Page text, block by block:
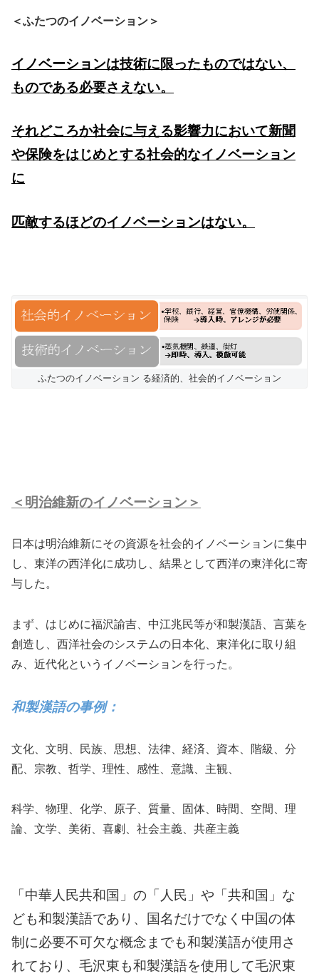
＜ふたつのイノベーション＞
イノベーションは技術に限ったものではない、
ものである必要さえない。
それどころか社会に与える影響力において新聞
や保険をはじめとする社会的なイノベーション
に
匹敵するほどのイノベーションはない。
ふたつのイノベーション る経済的、社会的イノベーション
＜明治維新のイノベーション＞
日本は明治維新にその資源を社会的イノベーションに集中
し、東洋の西洋化に成功し、結果として西洋の東洋化に寄
与した。
まず、はじめに福沢諭吉、中江兆民等が和製漢語、言葉を
創造し、西洋社会のシステムの日本化、東洋化に取り組
み、近代化というイノベーションを行った。
和製漢語の事例：
文化、文明、民族、思想、法律、経済、資本、階級、分
配、宗教、哲学、理性、感性、意識、主観、
科学、物理、化学、原子、質量、固体、時間、空間、理
論、文学、美術、喜劇、社会主義、共産主義
「中華人民共和国」の「人民」や「共和国」な
ども和製漢語であり、国名だけでなく中国の体
制に必要不可欠な概念までも和製漢語が使用さ
れており、毛沢東も和製漢語を使用して毛沢東